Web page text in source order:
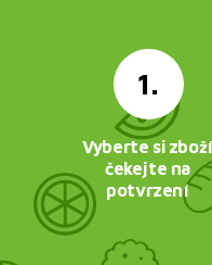
1.
Vyberte si zboží
čekejte na
potvrzení